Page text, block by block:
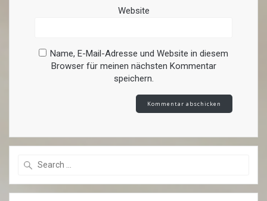
Website
Name, E-Mail-Adresse und Website in diesem
Browser für meinen nächsten Kommentar
speichern.